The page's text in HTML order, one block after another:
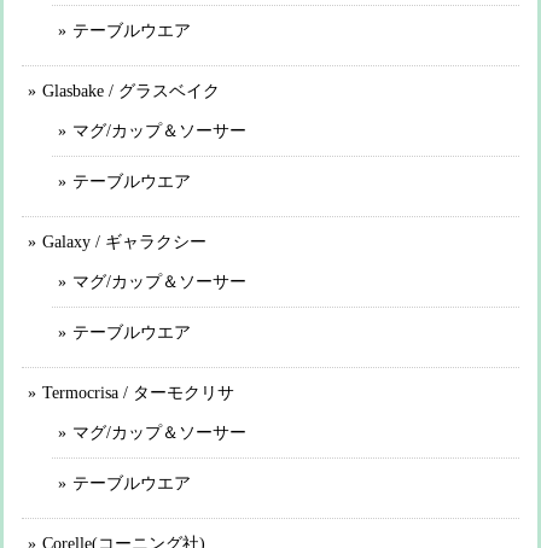
テーブルウエア
Glasbake / グラスベイク
マグ/カップ＆ソーサー
テーブルウエア
Galaxy / ギャラクシー
マグ/カップ＆ソーサー
テーブルウエア
Termocrisa / ターモクリサ
マグ/カップ＆ソーサー
テーブルウエア
Corelle(コーニング社)